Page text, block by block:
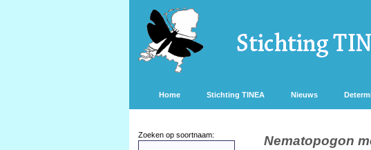
Home Stichting TINEA Nieuws
Zoeken op soortnaam: Nematopogon